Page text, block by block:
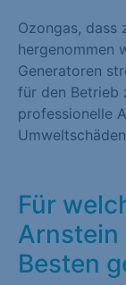
Ozongas, dass
hergenommen
Generatoren
für den Betrieb
professionelle
Für
Arnstein
Besten